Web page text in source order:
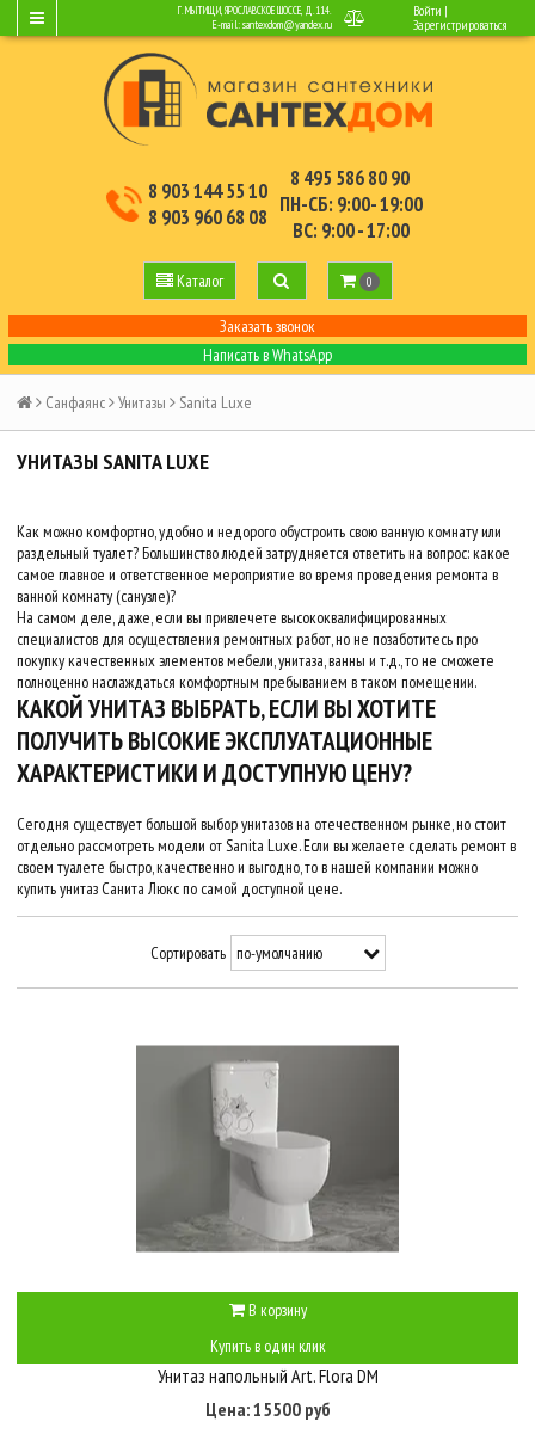
Г. МЫТИЩИ, ЯРОСЛАВСКОЕ ШОССЕ, Д.114.
E-mail:santexdom@yandex.ru
Войти |
Зарегистрироваться
8 903 144 55 10
8 903 960 68 08
8 495 586 80 90
ПН-СБ: 9:00- 19:00
ВС: 9:00 - 17:00
Каталог 0
Заказать звонок
Написать в WhatsApp
Санфаянс Унитазы Sanita Luxe
УНИТАЗЫ SANITA LUXE
Как можно комфортно, удобно и недорого обустроить свою ванную комнату или
раздельный туалет? Большинство людей затрудняется ответить на вопрос: какое
самое главное и ответственное мероприятие во время проведения ремонта в
ванной комнату (санузле)?
На самом деле, даже, если вы привлечете высококвалифицированных
специалистов для осуществления ремонтных работ, но не позаботитесь про
покупку качественных элементов мебели, унитаза, ванны и т.д., то не сможете
полноценно наслаждаться комфортным пребыванием в таком помещении.
КАКОЙ УНИТАЗ ВЫБРАТЬ, ЕСЛИ ВЫ ХОТИТЕ
ПОЛУЧИТЬ ВЫСОКИЕ ЭКСПЛУАТАЦИОННЫЕ
ХАРАКТЕРИСТИКИ И ДОСТУПНУЮ ЦЕНУ?
Сегодня существует большой выбор унитазов на отечественном рынке, но стоит
отдельно рассмотреть модели от Sanita Luxe. Если вы желаете сделать ремонт в
своем туалете быстро, качественно и выгодно, то в нашей компании можно
купить унитаз Санита Люкс по самой доступной цене.
Сортировать
В корзину
Купить в один клик
Унитаз напольный Art. Flora DM
Цена: 15500 руб